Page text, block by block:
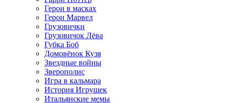
Герои в масках
Герои Марвел
Грузовички
Грузовичок Лёва
Губка Боб
Домовёнок Кузя
Звездные войны
Зверополис
Игра в кальмара
История Игрушек
Итальянские мемы